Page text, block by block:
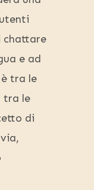
chattare
e ad
tra le
tra le
di